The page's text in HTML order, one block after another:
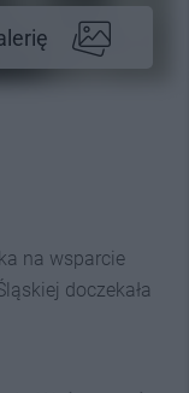
na wsparcie
doczekała